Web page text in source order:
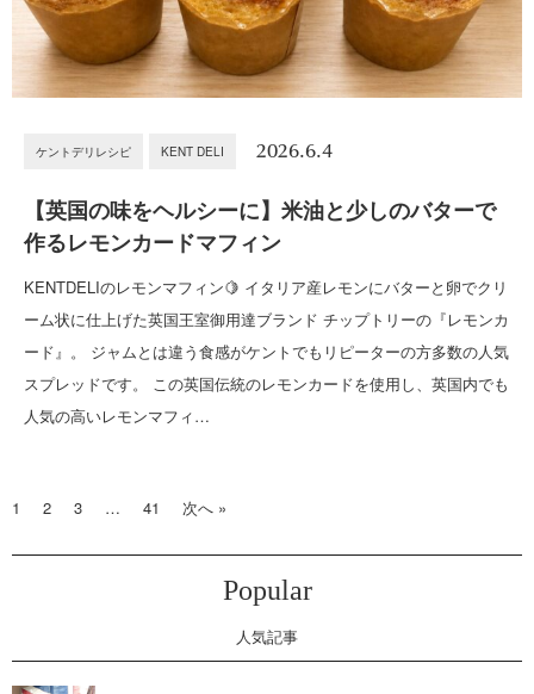
ケントデリレシピ KENT DELI 2026.6.4
【英国の味をヘルシーに】米油と少しのバターで
作るレモンカードマフィン
KENTDELIのレモンマフィン🍋 イタリア産レモンにバターと卵でクリ
ーム状に仕上げた英国王室御用達ブランド チップトリーの『レモンカ
ード』。 ジャムとは違う食感がケントでもリピーターの方多数の人気
スプレッドです。 この英国伝統のレモンカードを使用し、英国内でも
人気の高いレモンマフィ…
1 2 3 … 41 次へ »
Popular
人気記事